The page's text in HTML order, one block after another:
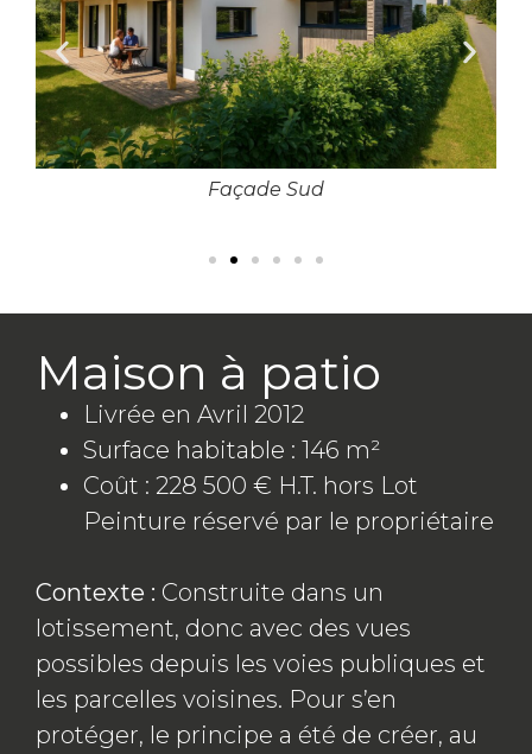
Façade Sud
Maison à patio
Livrée en Avril 2012
Surface habitable : 146 m²
Coût : 228 500 € H.T. hors Lot
Peinture réservé par le propriétaire
Contexte : Construite dans un
lotissement, donc avec des vues
possibles depuis les voies publiques et
les parcelles voisines. Pour s’en
protéger, le principe a été de créer, au